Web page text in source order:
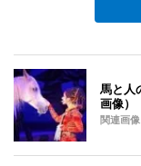
馬と人
画像）
関連画像